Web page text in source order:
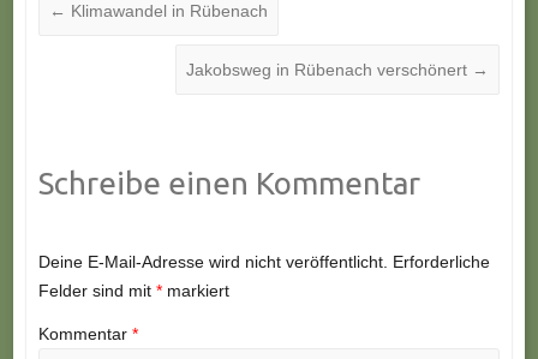
← Klimawandel in Rübenach
Jakobsweg in Rübenach verschönert →
Schreibe einen Kommentar
Deine E-Mail-Adresse wird nicht veröffentlicht. Erforderliche
Felder sind mit *markiert
Kommentar *